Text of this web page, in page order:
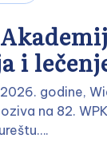
i
godine,
na 82. WPK